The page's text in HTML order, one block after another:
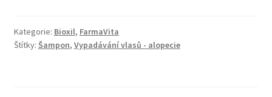
proti
vypadávání
Kategorie: Bioxil, FarmaVita
Štítky: Šampon, Vypadávání vlasů - alopecie